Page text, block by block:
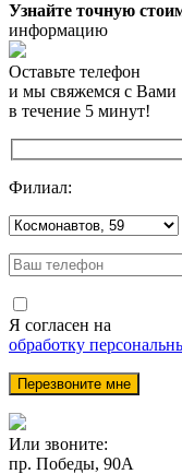
Узнайте точную
информацию
Оставьте телефон
и мы свяжемся с Вами
в течение 5 минут!
Филиал:
Я согласен на
обработку
Или звоните:
пр. Победы, 90А